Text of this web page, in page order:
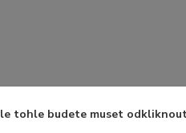
tohle budete muset